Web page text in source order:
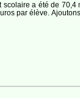
a été de 70,4
par élève.